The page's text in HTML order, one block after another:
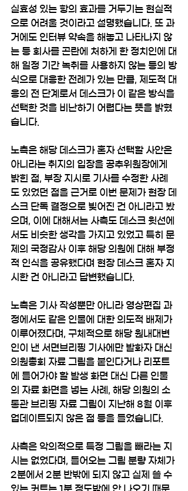
실효성 있는 항의 효과를 거두기는 현실적
으로 어려울 것이라고 설명했습니다. 또 과
거에도 인터뷰 약속을 해놓고 나타나지 않
는 등 회사를 곤란에 처하게 한 정치인에 대
해 일정 기간 녹취를 사용하지 않는 등의 방
식으로 대응한 전례가 있는 만큼, 제도적 대
응의 전 단계로서 데스크가 이 같은 방식을
선택한 것을 비난하기 어렵다는 뜻을 밝혔
습니다.
노측은 해당 데스크가 혼자 선택할 사안은
아니라는 취지의 입장을 공추위원장에게
밝힌 점, 부장 지시로 기사를 수정한 사례
도 있었던 점을 근거로 이번 문제가 현장 데
스크 단독 결정으로 빚어진 건 아니라고 봤
으며, 이에 대해서는 사측도 데스크 윗선에
서도 비슷한 생각을 가지고 있었고 특히 문
제의 국정감사 이후 해당 의원에 대해 부정
적 인식을 공유했다며 현장 데스크 혼자 지
시한 건 아니라고 답변했습니다.
노측은 기사 작성뿐만 아니라 영상편집 과
정에서도 같은 인물에 대한 의도적 배제가
이루어졌다며, 구체적으로 해당 원내대변
인이 낸 서면브리핑 기사에만 발화자 대신
의원총회 자료 그림을 붙인다거나 리포트
에 들어가야 할 발생 화면 대신 다른 인물
의 자료 화면을 넣는 사례, 해당 의원의 소
통관 브리핑 자료 그림이 지난해 8월 이후
업데이트되지 않은 점 등을 들었습니다.
사측은 악의적으로 특정 그림을 빼라는 지
시는 없었다며, 들어오는 그림 분량 자체가
2분에서 2분 반밖에 되지 않고 실제 쓸 수
있는 커트는 1분 정도밖에 안 나오기 때문